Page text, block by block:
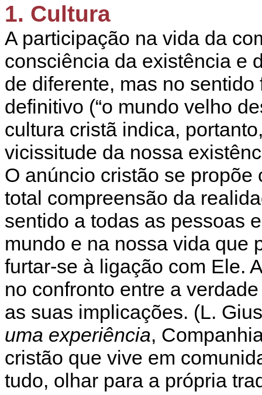
1. Cultura
A participação na vida da
consciência da existência e
de diferente, mas no
definitivo (“o mundo velho
cultura cristã indica,
vicissitude da nossa
O anúncio cristão se
total compreensão da
sentido a todas as pessoas
mundo e na nossa vida que
furtar-se à ligação com Ele.
no confronto entre a
as suas implicações. (L.
uma experiência,
cristão que vive em
tudo, olhar para a própria